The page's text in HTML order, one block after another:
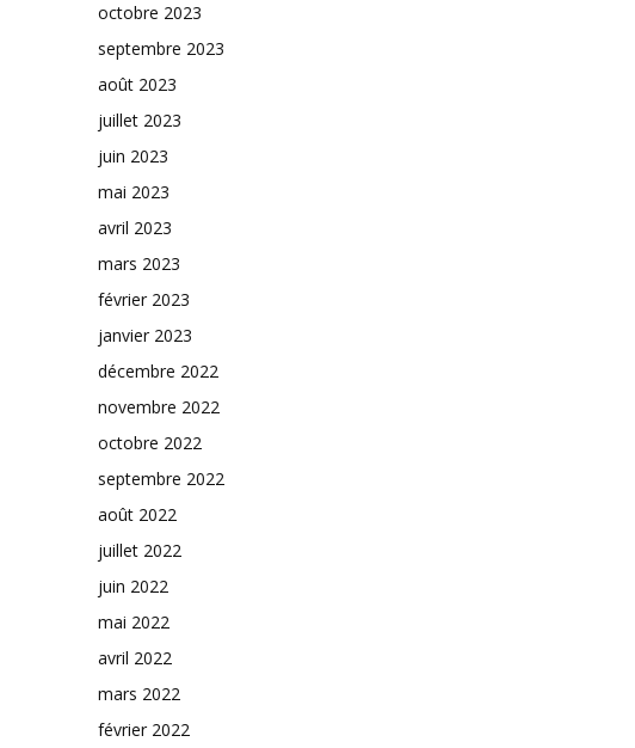
octobre 2023
septembre 2023
août 2023
juillet 2023
juin 2023
mai 2023
avril 2023
mars 2023
février 2023
janvier 2023
décembre 2022
novembre 2022
octobre 2022
septembre 2022
août 2022
juillet 2022
juin 2022
mai 2022
avril 2022
mars 2022
février 2022